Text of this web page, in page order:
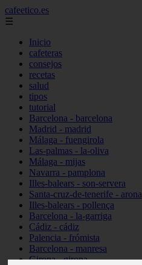
cafeetico.es
☰
Inicio
cafeteras
consejos
recetas
salud
tipos
tutorial
Barcelona - barcelona
Madrid - madrid
Málaga - fuengirola
Las-palmas - la-oliva
Málaga - mijas
Navarra - pamplona
Illes-balears - son-servera
Santa-cruz-de-tenerife - arona
Illes-balears - pollença
Barcelona - la-garriga
Cádiz - cádiz
Palencia - frómista
Barcelona - manresa
Girona - girona